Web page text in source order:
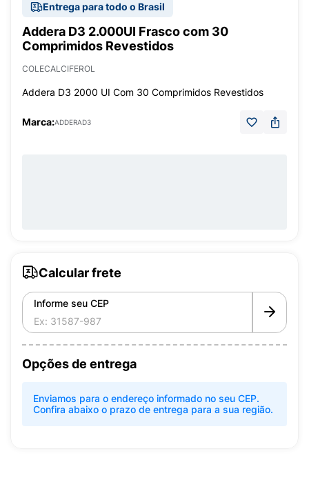
Entrega para todo o Brasil
Addera D3 2.000UI Frasco com 30
Comprimidos Revestidos
COLECALCIFEROL
Addera D3 2000 UI Com 30 Comprimidos Revestidos
Marca:ADDERAD3
Calcular frete
Informe seu CEP
Opções de entrega
Enviamos para o endereço informado no seu CEP.
Confira abaixo o prazo de entrega para a sua região.